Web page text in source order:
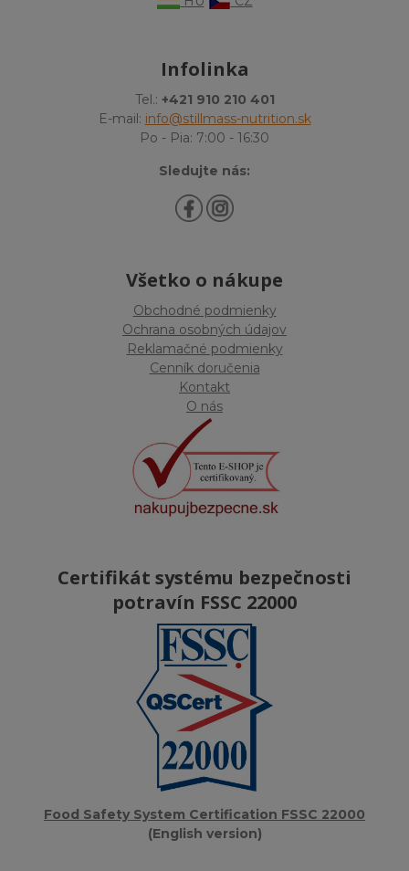
Infolinka
Tel.: +421 910 210 401
E-mail: info@stillmass-nutrition.sk
Po - Pia: 7:00 - 16:30
Sledujte nás:
Všetko o nákupe
Obchodné podmienky
Ochrana osobných údajov
Reklamačné podmienky
Cenník doručenia
Kontakt
O nás
Certifikát systému bezpečnosti
potravín FSSC 22000
Food Safety System Certification FSSC 22000
(English version)